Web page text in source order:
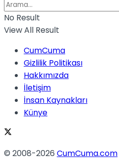
No Result
View All Result
CumCuma
Gizlilik Politikası
Hakkımızda
İletişim
İnsan Kaynakları
Künye
© 2008-2026 CumCuma.com